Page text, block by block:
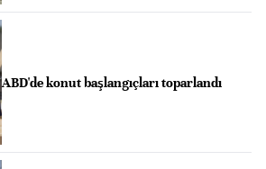
ABD'de konut başlangıçları toparlandı